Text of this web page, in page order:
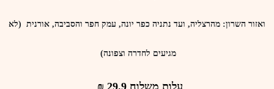
ואזור השרון: מהרצליה, ועד נתניה כפר יונה, עמק חפר והסביבה, אורנית (לא
מגיעים לחדרה וצפונה)
עלות משלוח 29.9 ₪